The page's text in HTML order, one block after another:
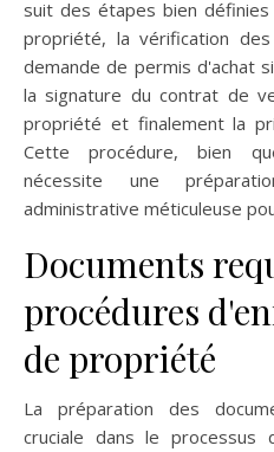
suit des étapes bien
propriété, la vérification
demande de permis d'achat
la signature du contrat de
propriété et finalement la
Cette procédure, bien
nécessite une
administrative méticuleuse
Documents
procédures
de propriété
La préparation des
cruciale dans le